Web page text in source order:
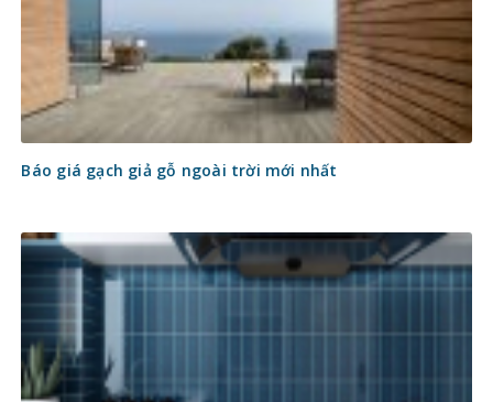
Báo giá gạch giả gỗ ngoài trời mới nhất